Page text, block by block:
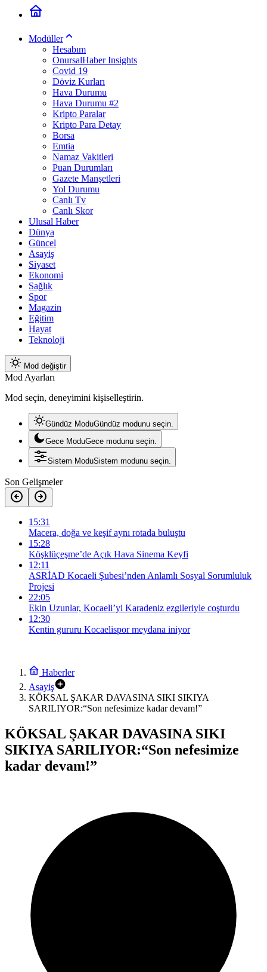
Modüller
Hesabım
OnursalHaber Insights
Covid 19
Döviz Kurları
Hava Durumu
Hava Durumu #2
Kripto Paralar
Kripto Para Detay
Borsa
Emtia
Namaz Vakitleri
Puan Durumları
Gazete Manşetleri
Yol Durumu
Canlı Tv
Canlı Skor
Ulusal Haber
Dünya
Güncel
Asayiş
Siyaset
Ekonomi
Sağlık
Spor
Magazin
Eğitim
Hayat
Teknoloji
Mod değiştir
Mod Ayarları
Mod seçin, deneyimini kişiselleştirin.
Gündüz ModuGündüz modunu seçin.
Gece ModuGece modunu seçin.
Sistem ModuSistem modunu seçin.
Son Gelişmeler
15:31
Macera, doğa ve keşif aynı rotada buluştu
15:28
Köşklüçeşme’de Açık Hava Sinema Keyfi
12:11
ASRİAD Kocaeli Şubesi’nden Anlamlı Sosyal Sorumluluk
Projesi
22:05
Ekin Uzunlar, Kocaeli’yi Karadeniz ezgileriyle coşturdu
12:30
Kentin gururu Kocaelispor meydana iniyor
Haberler
Asayiş
KÖKSAL ŞAKAR DAVASINA SIKI SIKIYA
SARILIYOR:“Son nefesimize kadar devam!”
KÖKSAL ŞAKAR DAVASINA SIKI
SIKIYA SARILIYOR:“Son nefesimize
kadar devam!”